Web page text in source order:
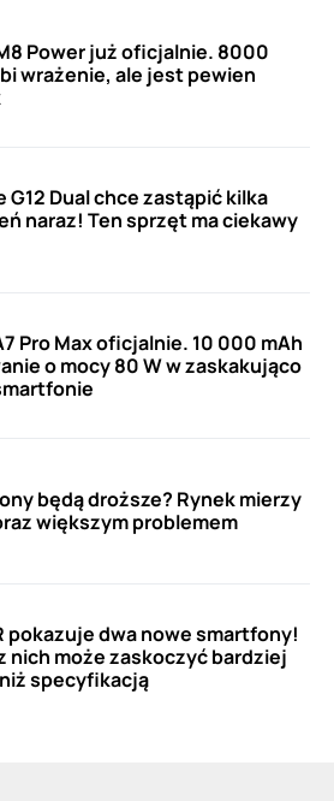
Power już oficjalnie. 8000
wrażenie, ale jest pewien
G12 Dual chce zastąpić kilka
naraz! Ten sprzęt ma ciekawy
Pro Max oficjalnie. 10 000 mAh
o mocy 80 W w zaskakująco
będą droższe? Rynek mierzy
większym problemem
pokazuje dwa nowe smartfony!
nich może zaskoczyć bardziej
specyfikacją